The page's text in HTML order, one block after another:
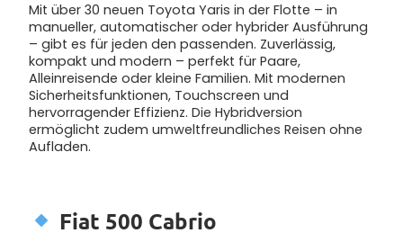
Mit über 30 neuen Toyota Yaris in der Flotte – in
manueller, automatischer oder hybrider Ausführung
– gibt es für jeden den passenden. Zuverlässig,
kompakt und modern – perfekt für Paare,
Alleinreisende oder kleine Familien. Mit modernen
Sicherheitsfunktionen, Touchscreen und
hervorragender Effizienz. Die Hybridversion
ermöglicht zudem umweltfreundliches Reisen ohne
Aufladen.
Fiat 500 Cabrio